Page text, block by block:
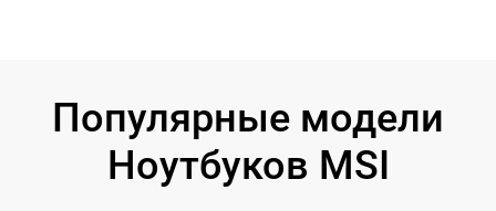
Популярные модели
Ноутбуков MSI